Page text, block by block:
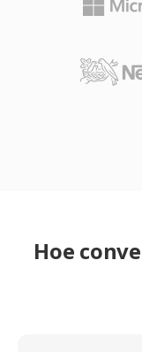
Hoe